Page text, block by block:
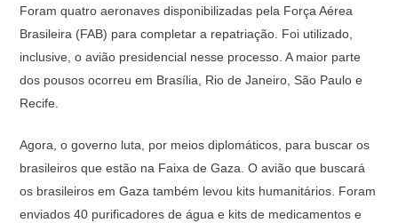
Foram quatro aeronaves disponibilizadas pela Força Aérea
Brasileira (FAB) para completar a repatriação. Foi utilizado,
inclusive, o avião presidencial nesse processo. A maior parte
dos pousos ocorreu em Brasília, Rio de Janeiro, São Paulo e
Recife.
Agora, o governo luta, por meios diplomáticos, para buscar os
brasileiros que estão na Faixa de Gaza. O avião que buscará
os brasileiros em Gaza também levou kits humanitários. Foram
enviados 40 purificadores de água e kits de medicamentos e